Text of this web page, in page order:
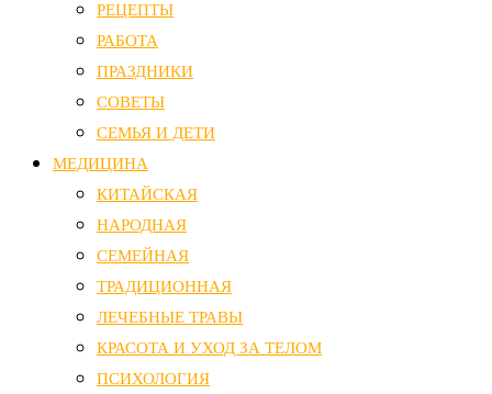
РЕЦЕПТЫ
РАБОТА
ПРАЗДНИКИ
СОВЕТЫ
СЕМЬЯ И ДЕТИ
МЕДИЦИНА
КИТАЙСКАЯ
НАРОДНАЯ
СЕМЕЙНАЯ
ТРАДИЦИОННАЯ
ЛЕЧЕБНЫЕ ТРАВЫ
КРАСОТА И УХОД ЗА ТЕЛОМ
ПСИХОЛОГИЯ